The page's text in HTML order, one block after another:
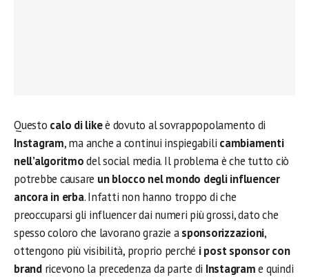
Questo calo di likeè dovuto al sovrappopolamento di
Instagram, ma anche a continui inspiegabili cambiamenti
nell’algoritmodel social media. Il problema è che tutto ciò
potrebbe causare un blocco nel mondo degli influencer
ancora in erba. Infatti non hanno troppo di che
preoccuparsi gli influencer dai numeri più grossi, dato che
spesso coloro che lavorano grazie asponsorizzazioni,
ottengono più visibilità, proprio perché i post sponsor con
brandricevono la precedenza da parte di Instagrame quindi